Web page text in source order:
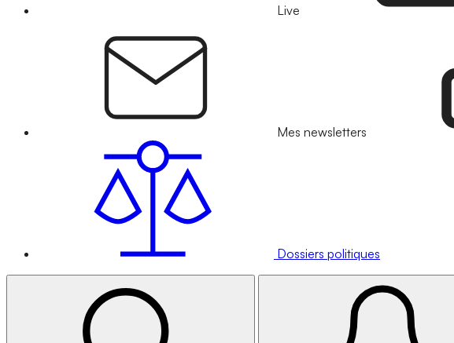
Live
Mes newsletters
Dossiers politiques